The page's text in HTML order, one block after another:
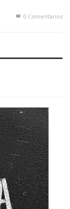
0 Comentarios